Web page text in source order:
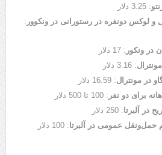
: 3.25 دلار
و لوکس دونفره در رستورانی در ونکوور :
در ونکور : 17 دلار
: 3.16 دلار
در مونترال: 16.59 دلار
برای دو نفر : 100 تا 500 دلار
در آلبرتا: 250 دلار
حمل‌ونقل عمومی در آلبرتا: 100 دلار